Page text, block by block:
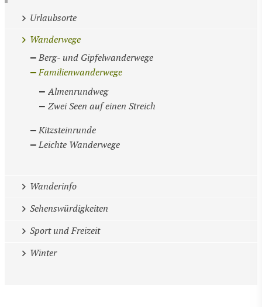
Urlaubsorte
Wanderwege
Berg- und Gipfelwanderwege
Familienwanderwege
Almenrundweg
Zwei Seen auf einen Streich
Kitzsteinrunde
Leichte Wanderwege
Wanderinfo
Sehenswürdigkeiten
Sport und Freizeit
Winter